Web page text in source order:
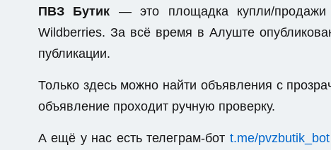
ПВЗ Бутик — это площадка купли/продажи
Wildberries. За всё время в Алуште
публикации.
Только здесь можно найти объявления с
объявление проходит ручную проверку.
А ещё у нас есть телеграм-бот t.me/pvzbutik_bot